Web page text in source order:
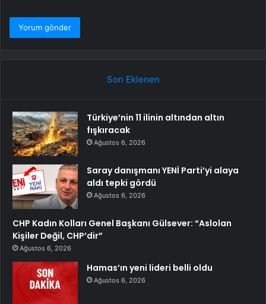
Son Eklenen
Türkiye’nin 11 ilinin altından altın
fışkıracak
Ağustos 6, 2026
Saray danışmanı YENİ Parti’yi alaya
aldı tepki gördü
Ağustos 6, 2026
CHP Kadın Kolları Genel Başkanı Gülsever: “Aslolan
Kişiler Değil, CHP’dir”
Ağustos 6, 2026
Hamas’ın yeni lideri belli oldu
Ağustos 6, 2026